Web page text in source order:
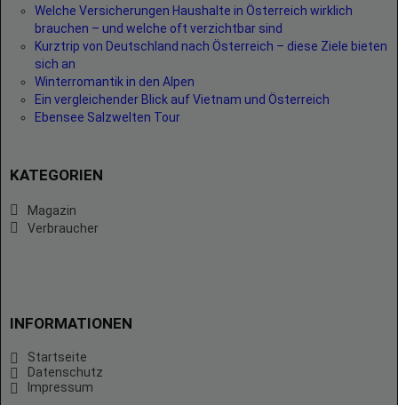
Welche Versicherungen Haushalte in Österreich wirklich
brauchen – und welche oft verzichtbar sind
Kurztrip von Deutschland nach Österreich – diese Ziele bieten
sich an
Winterromantik in den Alpen
Ein vergleichender Blick auf Vietnam und Österreich
Ebensee Salzwelten Tour
KATEGORIEN
Magazin
Verbraucher
INFORMATIONEN
Startseite
Datenschutz
Impressum